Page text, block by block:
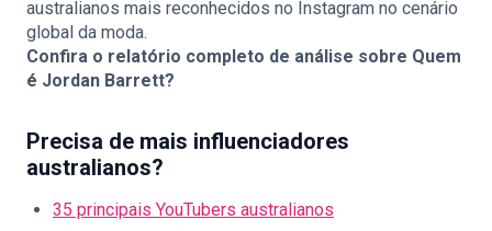
australianos mais reconhecidos no Instagram no cenário
global da moda.
Confira o relatório completo de análise sobre Quem
é Jordan Barrett?
Precisa de mais influenciadores
australianos?
35 principais YouTubers australianos